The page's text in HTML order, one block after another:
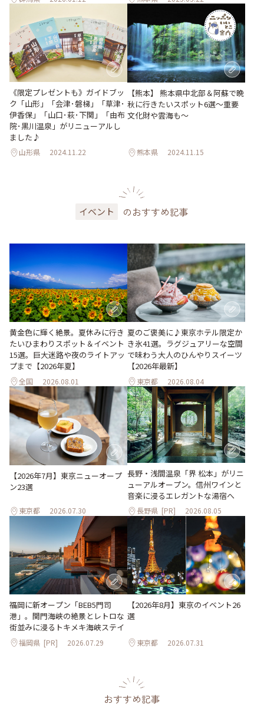
《限定プレゼントも》ガイドブッ
ク「山形」「会津･磐梯」「草津･
伊香保」「山口･萩･下関」「由布
院･黒川温泉」がリニューアルし
ました♪
山形県 2024.11.22
【熊本】 熊本県中北部＆阿蘇で晩
秋に行きたいスポット6選〜重要
文化財や雲海も〜
熊本県 2024.11.15
イベント のおすすめ記事
黄金色に輝く絶景。夏休みに行き
たいひまわりスポット＆イベント
15選。巨大迷路や夜のライトアッ
プまで【2026年夏】
全国 2026.08.01
夏のご褒美に♪東京ホテル限定か
き氷41選。ラグジュアリーな空間
で味わう大人のひんやりスイーツ
【2026年最新】
東京都 2026.08.04
【2026年7月】東京ニューオープ
ン23選
東京都 2026.07.30
長野・浅間温泉「界 松本」がリニ
ューアルオープン。信州ワインと
音楽に浸るエレガントな湯宿へ
長野県 [PR] 2026.08.05
福岡に新オープン「BEB5門司
港」。関門海峡の絶景とレトロな
街並みに浸るトキメキ海峡ステイ
福岡県 [PR] 2026.07.29
【2026年8月】東京のイベント26
選
東京都 2026.07.31
おすすめ記事